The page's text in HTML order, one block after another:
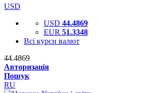
USD
USD 44.4869
EUR 51.3348
Всі курси валют
44.4869
Авторизація
Пошук
RU